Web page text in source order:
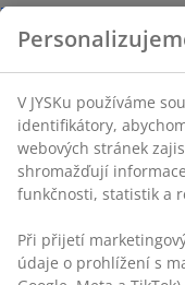
V JYSKu používáme
identifikátory,
webových stránek
shromažďují
funkčnosti, statistik a
Při přijetí
údaje o prohlížení s